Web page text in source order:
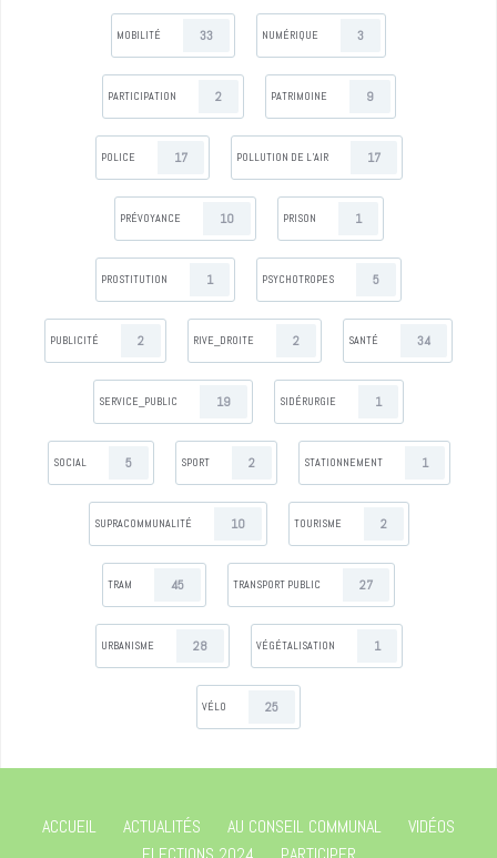
MOBILITÉ 33 NUMÉRIQUE 3
PARTICIPATION 2 PATRIMOINE 9
POLICE 17 POLLUTION DE L’AIR 17
PRÉVOYANCE 10 PRISON 1
PROSTITUTION 1 PSYCHOTROPES 5
PUBLICITÉ 2 RIVE_DROITE 2 SANTÉ 34
SERVICE_PUBLIC 19 SIDÉRURGIE 1
SOCIAL 5 SPORT 2 STATIONNEMENT 1
SUPRACOMMUNALITÉ 10 TOURISME 2
TRAM 45 TRANSPORT PUBLIC 27
URBANISME 28 VÉGÉTALISATION 1
VÉLO 25
ACCUEIL ACTUALITÉS AU CONSEIL COMMUNAL
VIDÉOS